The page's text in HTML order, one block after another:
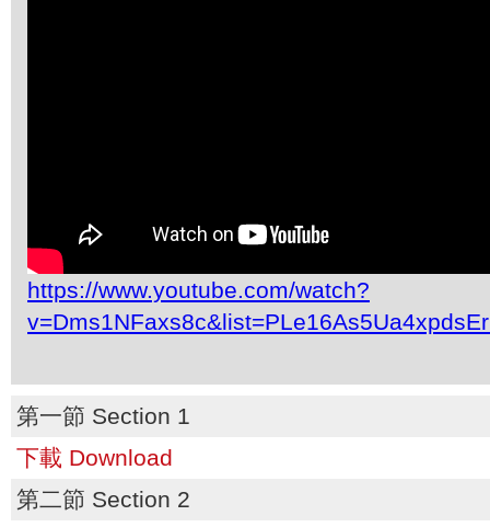
https://www.youtube.com/watch?
第一節 Section 1
下載 Download
第二節 Section 2